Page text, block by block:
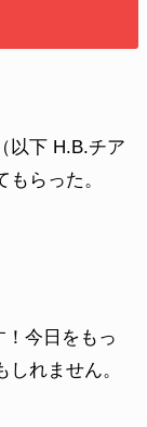
以下 H.B.チア
らった。
今日をもっ
れません。